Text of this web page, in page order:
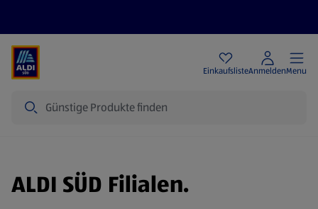
EinkaufslisteAnmeldenMenu
ALDI SÜD Filialen.